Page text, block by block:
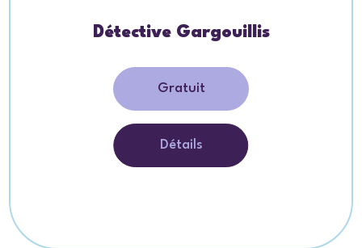
Détective Gargouillis
Gratuit
Détails